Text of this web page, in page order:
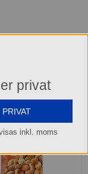
privat
PRIVAT
inkl. moms